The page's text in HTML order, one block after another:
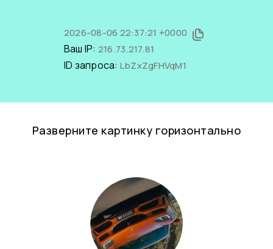
2026-08-06 22:37:21 +0000
Ваш IP: 216.73.217.81
ID запроса: LbZxZgFHVqM1
Разверните картинку горизонтально